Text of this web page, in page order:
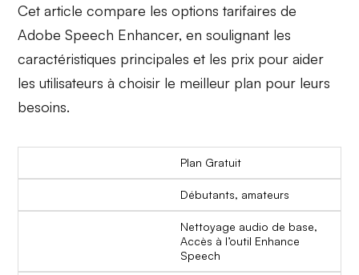
Cet article compare les options tarifaires de
Adobe Speech Enhancer, en soulignant les
caractéristiques principales et les prix pour aider
les utilisateurs à choisir le meilleur plan pour leurs
besoins.
Plan Gratuit
Débutants, amateurs
Nettoyage audio de base,
Accès à l’outil Enhance
Speech